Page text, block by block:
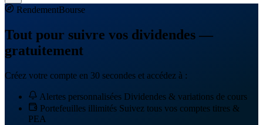
RendementBourse
Tout pour suivre vos dividendes —
gratuitement
Créez votre compte en 30 secondes et accédez à :
Alertes personnalisées Dividendes & variations de cours
Portefeuilles illimités Suivez tous vos comptes titres &
PEA